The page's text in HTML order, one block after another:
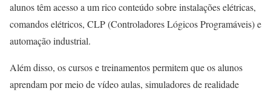
alunos têm acesso a um rico conteúdo sobre instalações elétricas,
comandos elétricos, CLP (Controladores Lógicos Programáveis) e
automação industrial.
Além disso, os cursos e treinamentos permitem que os alunos
aprendam por meio de vídeo aulas, simuladores de realidade